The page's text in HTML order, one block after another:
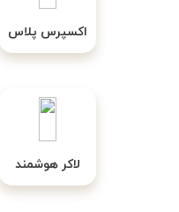
اکسپرس پلاس
لاکر هوشمند